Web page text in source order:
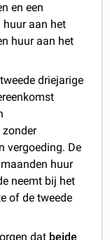
en een
aan het
huur aan het
driejarige
vergoeding. De
huur
neemt bij het
of de tweede
dat beide